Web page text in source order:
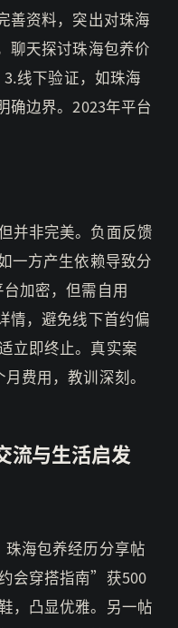
善资料，突出对珠海
聊天探讨珠海包养价
线下验证，如珠海
确边界。2023年平台
并非完美。负面反馈
一方产生依赖导致分
加密，但需自用
情，避免线下首约偏
立即终止。真实案
费用，教训深刻。
流与生活启发
海包养经历分享帖
会穿搭指南”获500
，凸显优雅。另一帖